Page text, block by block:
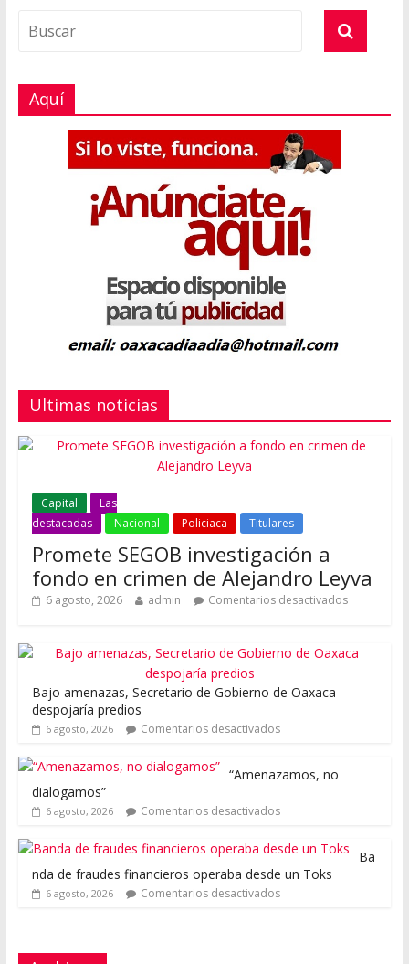
Aquí
Ultimas noticias
Capital
Las
destacadas
Nacional Policiaca Titulares
Promete SEGOB investigación a
fondo en crimen de Alejandro Leyva
6 agosto, 2026 admin Comentarios desactivados
Bajo amenazas, Secretario de Gobierno de Oaxaca
despojaría predios
6 agosto, 2026 Comentarios desactivados
“Amenazamos, no
dialogamos”
6 agosto, 2026 Comentarios desactivados
Ba
nda de fraudes financieros operaba desde un Toks
6 agosto, 2026 Comentarios desactivados